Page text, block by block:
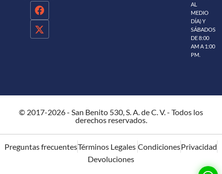
AL
MEDIO
DÍA) Y
SÁBADOS
DE 8:00
AM A 1:00
PM.
© 2017-2026 - San Benito 530, S. A. de C. V. - Todos los
derechos reservados.
Preguntas frecuentesTérminos Legales CondicionesPrivacidad
Devoluciones